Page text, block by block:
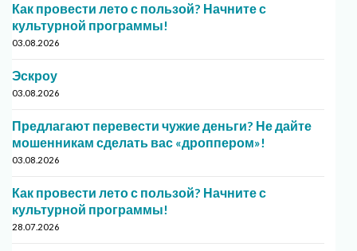
Как провести лето с пользой? Начните с
культурной программы!
03.08.2026
Эскроу
03.08.2026
Предлагают перевести чужие деньги? Не дайте
мошенникам сделать вас «дроппером»!
03.08.2026
Как провести лето с пользой? Начните с
культурной программы!
28.07.2026